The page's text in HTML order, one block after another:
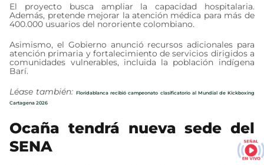
El proyecto busca ampliar la capacidad hospitalaria.
Además, pretende mejorar la atención médica para más de
400.000 usuarios del nororiente colombiano.
Asimismo, el Gobierno anunció recursos adicionales para
atención primaria y fortalecimiento de servicios dirigidos a
comunidades vulnerables, incluida la población indígena
Barí.
Léase también:Floridablanca recibió campeonato clasificatorio al Mundial de Kickboxing
Cartagena 2026
Ocaña tendrá nueva sede del
SENA